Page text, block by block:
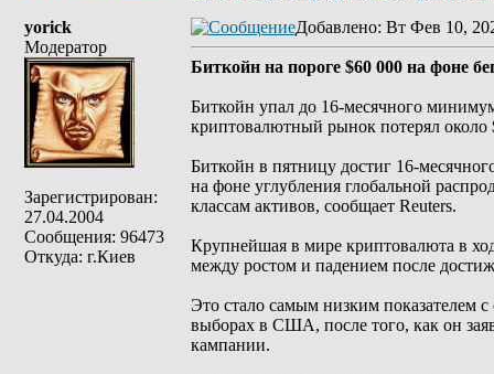
yorick
Модератор
Зарегистрирован:
27.04.2004
Сообщения: 96473
Откуда: г.Киев
Добавлено: Вт Фев 10,
Биткойн на пороге $60 000 на фоне
Биткойн упал до 16-месячного
криптовалютный рынок потерял около
Биткойн в пятницу достиг 16-
на фоне углубления глобальной
классам активов, сообщает Reuters.
Крупнейшая в мире криптовалюта в
между ростом и падением после
Это стало самым низким показателем
выборах в США, после того, как он
кампании.